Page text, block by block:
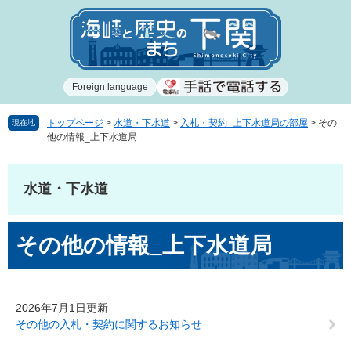
で
ば
Foreign language
現在地 トップページ > 水道・下水道 > 入札・契約_上下水道局の部屋 > その
他の情報_上下水道局
水道・下水道
文その他の情報_上下水道局
2026年7月1日更新
その他の入札・契約に関するお知らせ